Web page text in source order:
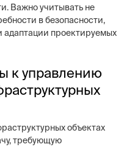
Важно учитывать не
в безопасности,
адаптации проектируемых
к управлению
объектах
требующую